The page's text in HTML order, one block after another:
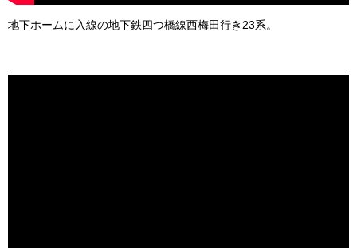
地下ホームに入線の地下鉄四つ橋線西梅田行き23系。